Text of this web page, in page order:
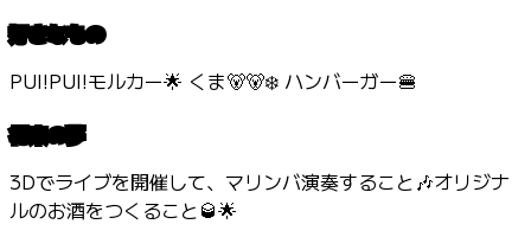
好きなもの
PUI!PUI!モルカー🌟 くま🐻🐻‍❄️ ハンバーガー🍔
将来の夢
3Dでライブを開催して、マリンバ演奏すること🎶オリジナ
ルのお酒をつくること🥃🌟